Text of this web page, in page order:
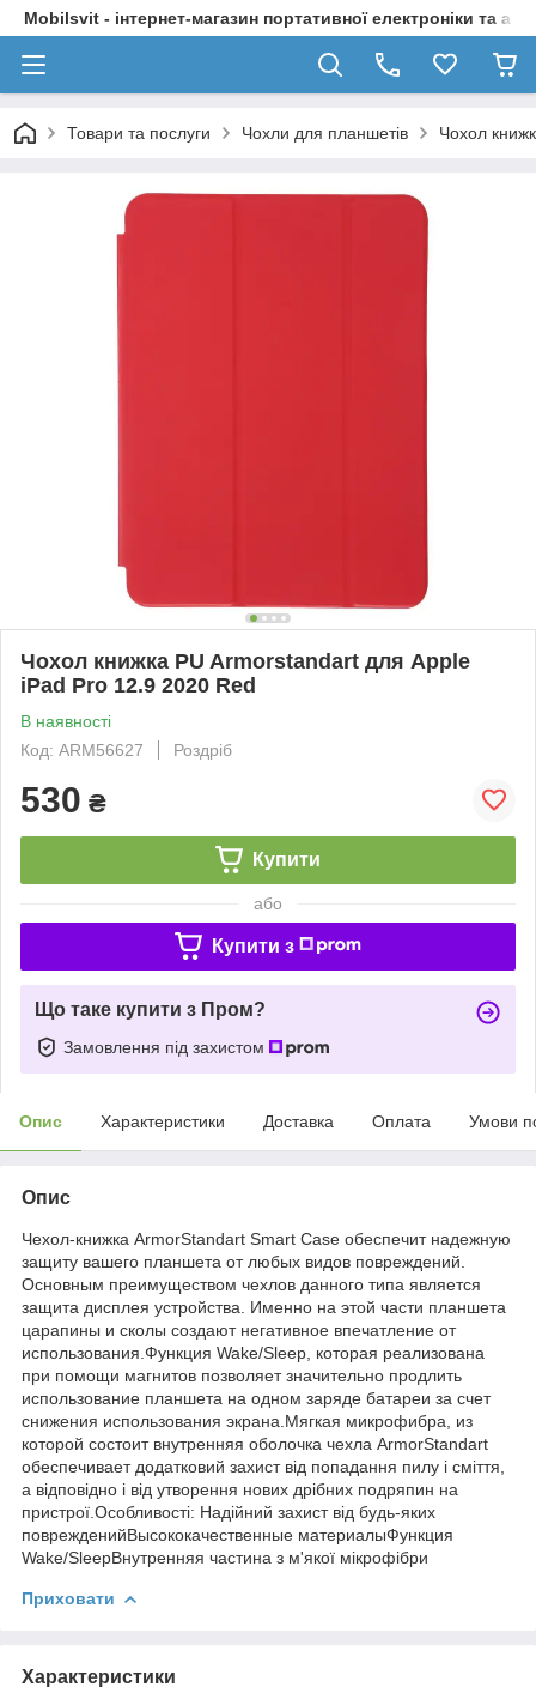
Mobilsvit - інтернет-магазин портативної електроніки та
Товари та послуги Чохли для планшетів Чохол
Чохол книжка PU Armorstandart для Apple
iPad Pro 12.9 2020 Red
В наявності
Код: ARM56627
Роздріб
530 ₴
Купити
або
Купити з
Що таке купити з Пром?
Замовлення під захистом
Опис Характеристики Доставка Оплата Умови
Опис
Чехол-книжка ArmorStandart Smart Case обеспечит надежную
защиту вашего планшета от любых видов повреждений.
Основным преимуществом чехлов данного типа является
защита дисплея устройства. Именно на этой части планшета
царапины и сколы создают негативное впечатление от
использования.Функция Wake/Sleep, которая реализована
при помощи магнитов позволяет значительно продлить
использование планшета на одном заряде батареи за счет
снижения использования экрана.Мягкая микрофибра, из
которой состоит внутренняя оболочка чехла ArmorStandart
обеспечивает додатковий захист від попадання пилу і сміття,
а відповідно і від утворення нових дрібних подряпин на
пристрої.Особливості: Надійний захист від будь-яких
поврежденийВысококачественные материалыФункция
Wake/SleepВнутренняя частина з м'якої мікрофібри
Приховати
Характеристики